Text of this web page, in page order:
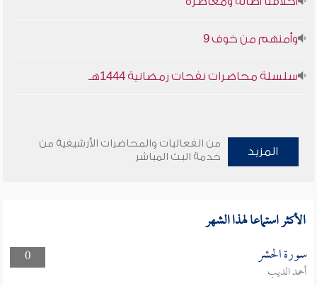
وأمنهم من خوف 9
سلسلة محاضرات نفحات رمضانية 1444هـ
المزيد
من الفعاليات والمحاضرات الأرشيفية من
خدمة البث المباشر
الأكثر استماعا لهذا الشهر
0 سورة الحشر
أحمد الديب